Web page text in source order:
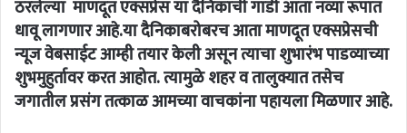
ठरलेल्या माणदूत एक्सप्रेस या दैनिकाची गाडी आता नव्या रूपात
धावू लागणार आहे.या दैनिकाबरोबरच आता माणदूत एक्सप्रेसची
न्यूज वेबसाईट आम्ही तयार केली असून त्याचा शुभारंभ पाडव्याच्या
शुभमुहुर्तावर करत आहोत. त्यामुळे शहर व तालुक्यात तसेच
जगातील प्रसंग तत्काळ आमच्या वाचकांना पहायला मिळणार आहे.